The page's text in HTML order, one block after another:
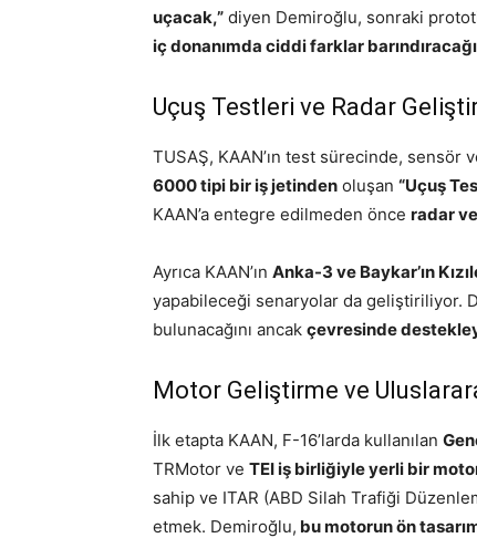
uçacak,” diyen Demiroğlu, sonraki
iç donanımda ciddi farklar
Uçuş Testleri ve Radar
TUSAŞ, KAAN’ın test sürecinde, sensör
6000 tipi bir iş jetinden oluşan “Uçuş
KAAN’a entegre edilmeden önce radar
Ayrıca KAAN’ın Anka-3 ve Baykar’ın
yapabileceği senaryolar da geliştiriliyor.
bulunacağını ancak çevresinde
Motor Geliştirme ve
İlk etapta KAAN, F-16’larda kullanılan
TRMotor ve TEI iş birliğiyle yerli bir
sahip ve ITAR (ABD Silah Trafiği
etmek. Demiroğlu, bu motorun ön